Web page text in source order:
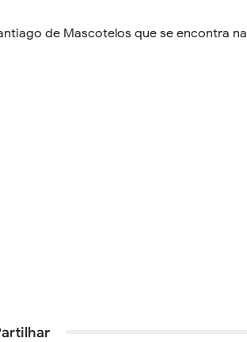
de Mascotelos que se encontra na